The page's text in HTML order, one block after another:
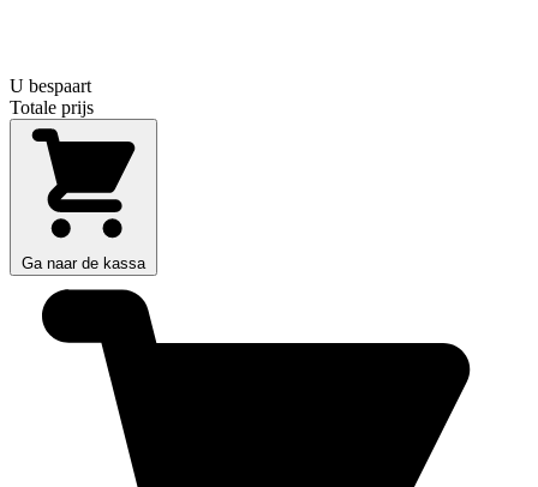
U bespaart
Totale prijs
Ga naar de kassa